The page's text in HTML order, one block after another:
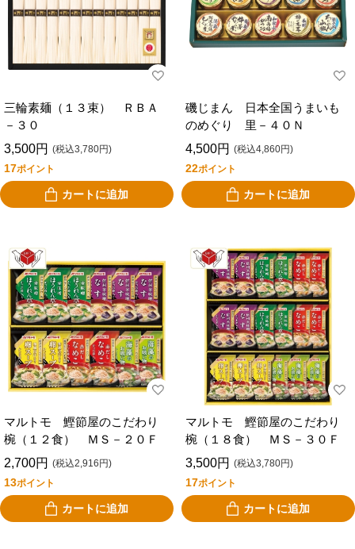
三輪素麺（１３束） ＲＢＡ
－３０
3,500円 (税込3,780円)
17ポイント
カートに追加
磯じまん 日本全国うまいも
のめぐり 里－４０Ｎ
4,500円 (税込4,860円)
22ポイント
カートに追加
マルトモ 鰹節屋のこだわり
椀（１２食） ＭＳ－２０Ｆ
2,700円 (税込2,916円)
13ポイント
カートに追加
マルトモ 鰹節屋のこだわり
椀（１８食） ＭＳ－３０Ｆ
3,500円 (税込3,780円)
17ポイント
カートに追加